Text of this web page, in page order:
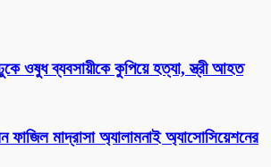
ওষুধ ব্যবসায়ীকে কুপিয়ে হত্যা, স্ত্রী আহত
মাদ্রাসা অ্যালামনাই অ্যাসোসিয়েশনের